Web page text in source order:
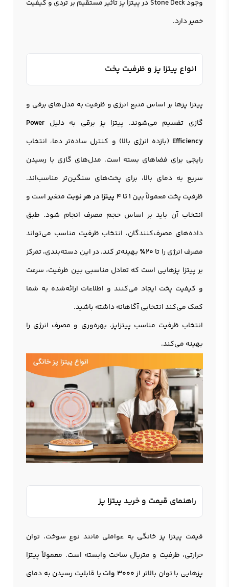
وجود Stone Deck در پيتزا پز تأثیر مستقیم بر تردی و کیفیت
خمیر دارد.
انواع پیتزا پز و ظرفیت پخت
پیتزا پزها بر اساس منبع انرژی و ظرفیت به مدل‌های برقی و
گازی تقسیم می‌شوند. پيتزا پز برقی به دلیل Power
Efficiency (بازده انرژی بالا) و کنترل ساده‌تر دما، انتخاب
رایجی برای فضاهای بسته است. مدل‌های گازی با رسیدن
سریع به دمای بالا، برای پخت‌های سنگین‌تر مناسب‌اند.
ظرفیت پخت معمولاً بین ۱ تا ۴ پیتزا در هر نوبت
متغیر است و
انتخاب آن باید بر اساس حجم مصرف انجام شود. طبق
داده‌های مصرف‌کنندگان، انتخاب ظرفیت مناسب می‌تواند
مصرف انرژی را تا ۲۰٪
بهینه‌تر کند. در این دسته‌بندی، تمرکز
بر پیتزا پزهایی است که تعادل مناسبی بین ظرفیت، سرعت
و کیفیت پخت ایجاد می‌کنند و اطلاعات ارائه‌شده به شما
کمک می‌کند انتخابی آگاهانه داشته باشید.
انتخاب ظرفیت مناسب پیتزاپز، بهره‌وری و مصرف انرژی را
بهینه می‌کند.
راهنمای قیمت و خرید پیتزا پز
قیمت پیتزا پز خانگی به عواملی مانند نوع سوخت، توان
حرارتی، ظرفیت و متریال ساخت وابسته است. معمولاً پیتزا
پزهایی با توان بالاتر از۳۰۰۰ وات
یا قابلیت رسیدن به دمای